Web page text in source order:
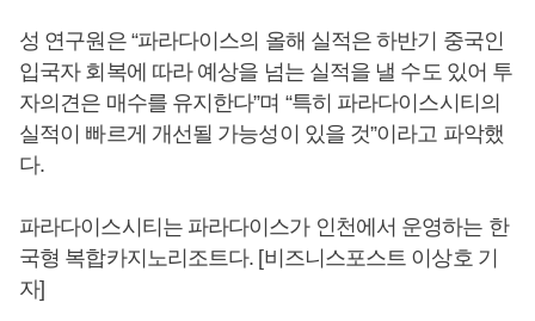
성 연구원은 “파라다이스의 올해 실적은 하반기 중국인
입국자 회복에 따라 예상을 넘는 실적을 낼 수도 있어 투
자의견은 매수를 유지한다”며 “특히 파라다이스시티의
실적이 빠르게 개선될 가능성이 있을 것”이라고 파악했
다.
파라다이스시티는 파라다이스가 인천에서 운영하는 한
국형 복합카지노리조트다. [비즈니스포스트 이상호 기
자]